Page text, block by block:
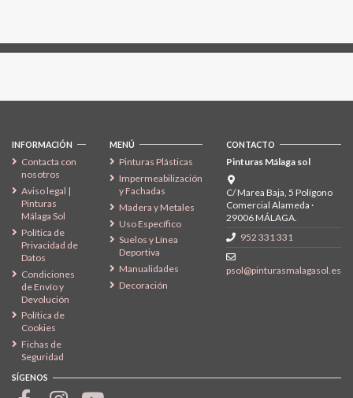
INFORMACIÓN
Contacta con
nosotros
Aviso legal |
Pinturas
Málaga Sol
Política de
Privacidad de
Datos
Condiciones
de Envío y
Devolución
Política de
Cookies
Fichas de
Seguridad
MENÚ
Pinturas Plásticas
Impermeabilización
y Fachadas
Madera y Metales
Uso Específico
Suelos y Línea
Deportiva
Manualidades
Decoración
CONTACTO
Pinturas Málaga sol
C/ Marea Baja, 5 Polígono
Comercial Alameda ·
29006 MÁLAGA.
952 331 331
psol@pinturasmalagasol.es
SÍGENOS